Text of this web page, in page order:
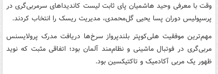
وقت با معرفی وحید هاشمیان پای ثابت لیست کاندیداهای سرمربی‌گری در
پرسپولیس دوران پسا یحیی گل‌محمدی، مدیریت ریسک را انتخاب کردند.
مهم‌ترین موفقیت هلی‌کوپتر بلندپرواز سرخ‌ها دریافت مدرک پرولایسنس
مربی‌گری در فوتبال ماشینی و نظام‌مند آلمان بود؛ اتفاقی مثبت که نوید
ظهور یک مربی آکادمیک و تاکتیکسین بود.